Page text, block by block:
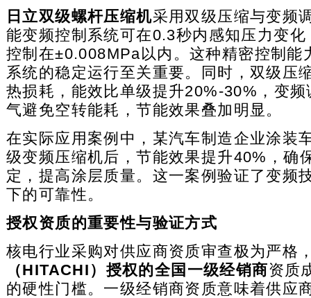
日立双级螺杆压缩机采用双级压缩与变频
能变频控制系统可在0.3秒内感知压力变
控制在±0.008MPa以内。这种精密控制能
系统的稳定运行至关重要。同时，双级压
热损耗，能效比单级提升20%-30%，变
气避免空转能耗，节能效果叠加明显。
在实际应用案例中，某汽车制造企业涂装
级变频压缩机后，节能效果提升40%，确
定，提高涂层质量。这一案例验证了变频
下的可靠性。
授权资质的重要性与验证方式
核电行业采购对供应商资质审查极为严格
（HITACHI）授权的全国一级经销商资质
的硬性门槛。一级经销商资质意味着供应